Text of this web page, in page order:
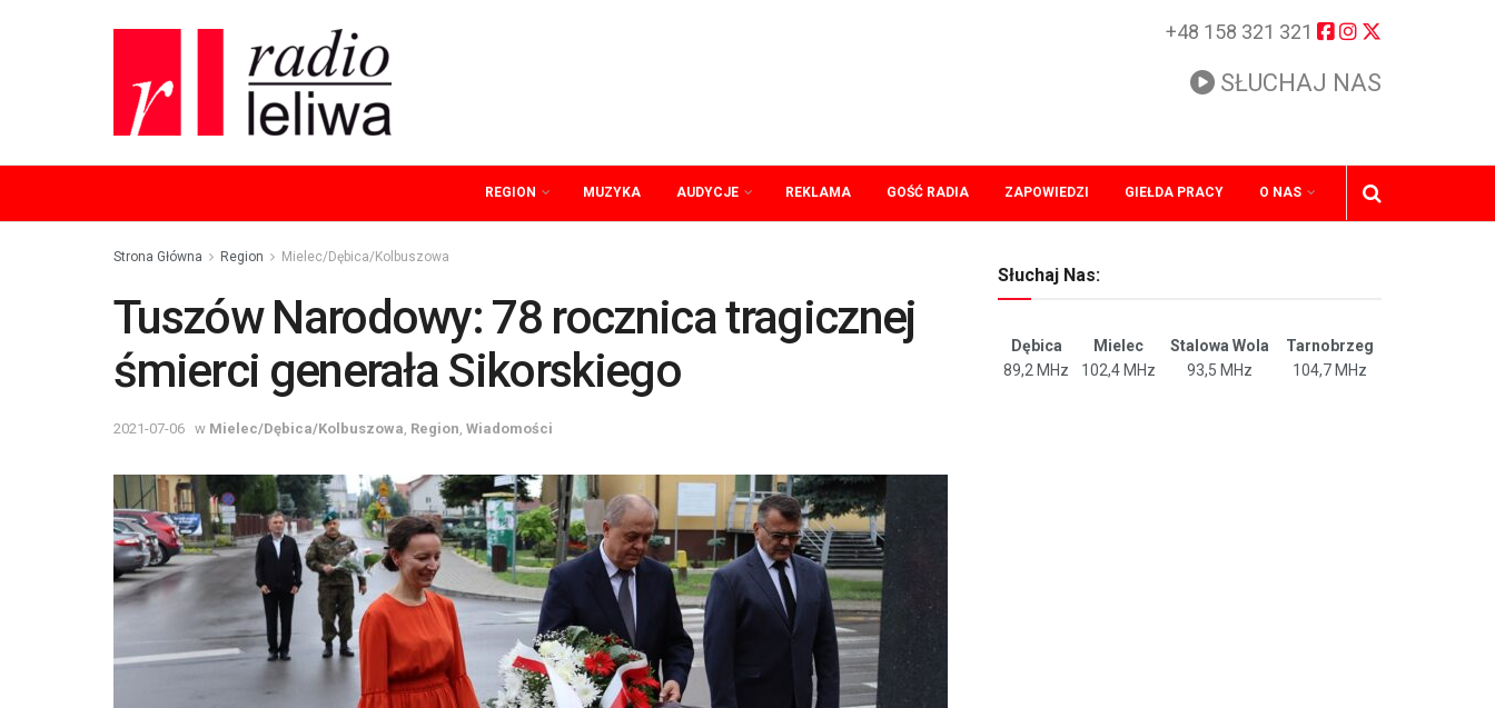
+48 158 321 321
SŁUCHAJ NAS
REGION MUZYKA AUDYCJE REKLAMA GOŚĆ RADIA ZAPOWIEDZI GIEŁDA PRACY O NAS
Strona Główna Region Mielec/Dębica/Kolbuszowa
Tuszów Narodowy: 78 rocznica tragicznej
śmierci generała Sikorskiego
2021-07-06 w Mielec/Dębica/Kolbuszowa Region Wiadomości
Słuchaj Nas:
Dębica Mielec Stalowa Wola
Tarnobrzeg
89,2 MHz
102,4 MHz 93,5 MHz 104,7 MHz